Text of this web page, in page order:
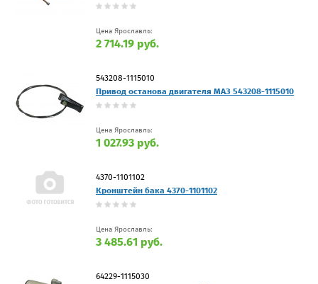
Цена Ярославль:
2 714.19 руб.
543208-1115010
Привод останова двигателя МАЗ 543208-1115010
Цена Ярославль:
1 027.93 руб.
4370-1101102
Кронштейн бака 4370-1101102
Цена Ярославль:
3 485.61 руб.
64229-1115030